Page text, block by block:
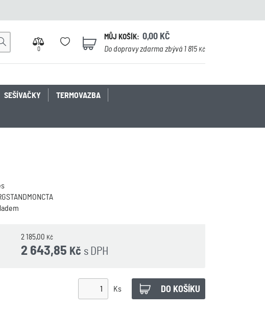
0
0
MŮJ KOŠÍK: 0,00 KČ
Do dopravy zdarma zbývá 1 815Kč
SEŠÍVAČKY TERMOVAZBA
2 185,00 Kč
s DPH
2 643,85 Kč
Ks